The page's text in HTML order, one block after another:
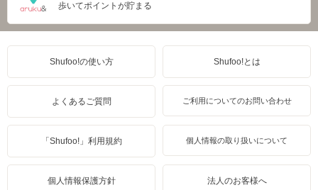
歩いてポイントが貯まる
Shufoo!の使い方 Shufoo!とは
よくあるご質問 ご利用についてのお問い合わせ
「Shufoo!」利用規約 個人情報の取り扱いについて
個人情報保護方針 法人のお客様へ